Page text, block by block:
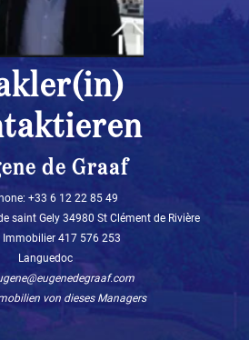
de Graaf
+33 6 12 22 85 49‬
saint Gely 34980 St Clément de Rivière
Immobilier 417 576 253
Languedoc
von dieses Managers